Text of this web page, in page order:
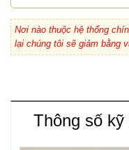
Nơi nào thuộc hệ thống
lại chúng tôi sẽ giảm bằng
Thông số kỹ